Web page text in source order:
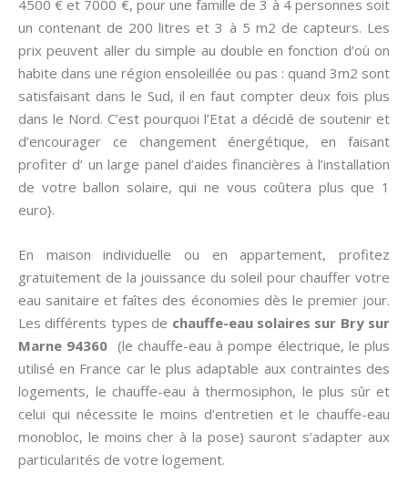
4500 € et 7000 €, pour une famille de 3 à 4 personnes soit
un contenant de 200 litres et 3 à 5 m2 de capteurs. Les
prix peuvent aller du simple au double en fonction d’où on
habite dans une région ensoleillée ou pas : quand 3m2 sont
satisfaisant dans le Sud, il en faut compter deux fois plus
dans le Nord. C’est pourquoi l’Etat a décidé de soutenir et
d’encourager ce changement énergétique, en faisant
profiter d’ un large panel d’aides financières à l’installation
de votre ballon solaire, qui ne vous coûtera plus que 1
euro}.
En maison individuelle ou en appartement, profitez
gratuitement de la jouissance du soleil pour chauffer votre
eau sanitaire et faîtes des économies dès le premier jour.
Les différents types de chauffe-eau solaires sur Bry sur
Marne 94360 (le chauffe-eau à pompe électrique, le plus
utilisé en France car le plus adaptable aux contraintes des
logements, le chauffe-eau à thermosiphon, le plus sûr et
celui qui nécessite le moins d’entretien et le chauffe-eau
monobloc, le moins cher à la pose) sauront s’adapter aux
particularités de votre logement.